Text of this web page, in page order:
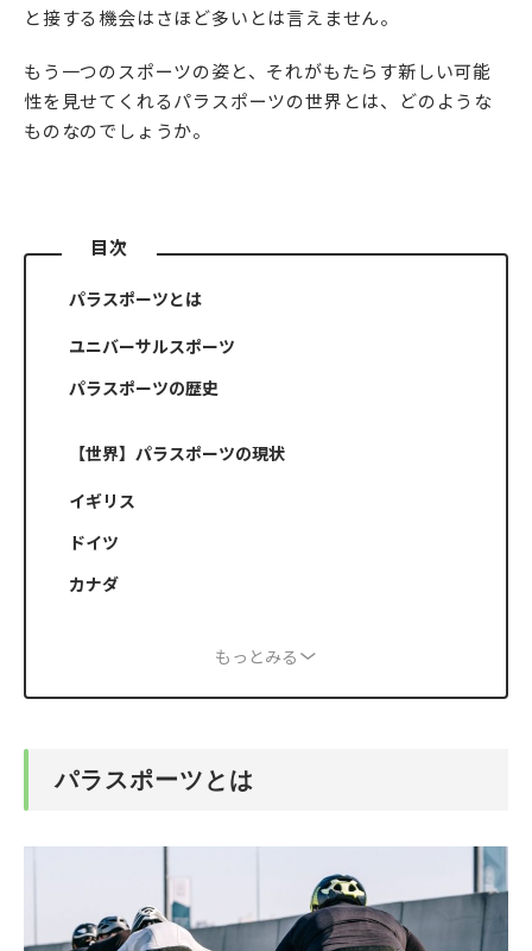
と接する機会はさほど多いとは言えません。
もう一つのスポーツの姿と、それがもたらす新しい可能
性を見せてくれるパラスポーツの世界とは、どのような
ものなのでしょうか。
目次
パラスポーツとは
ユニバーサルスポーツ
パラスポーツの歴史
【世界】パラスポーツの現状
イギリス
ドイツ
カナダ
もっとみる
パラスポーツとは